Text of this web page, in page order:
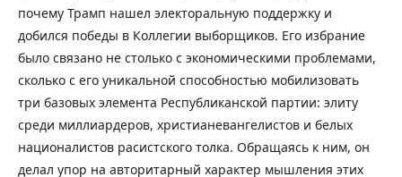
почему Трамп нашел электоральную поддержку и
добился победы в Коллегии выборщиков. Его избрание
было связано не столько с экономическими проблемами,
сколько с его уникальной способностью мобилизовать
три базовых элемента Республиканской партии: элиту
среди миллиардеров, христианевангелистов и белых
националистов расистского толка. Обращаясь к ним, он
делал упор на авторитарный характер мышления этих